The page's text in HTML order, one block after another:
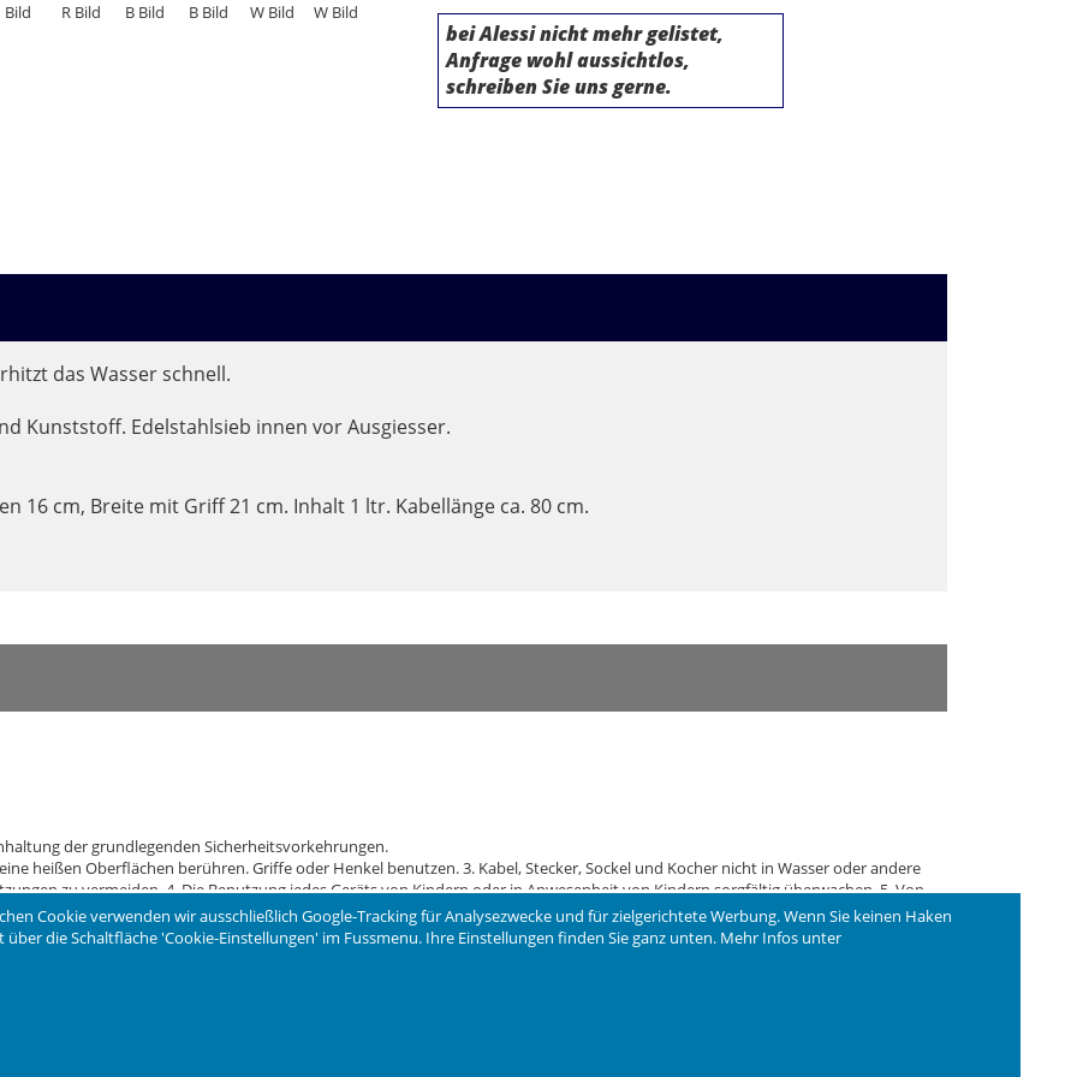
Cookie verwenden wir ausschließlich Google-Tracking für Analysezwecke und für zielgerichtete Werbung. Wenn Sie keinen Haken
die Schaltfläche 'Cookie-Einstellungen' im Fussmenu. Ihre Einstellungen finden Sie ganz unten. Mehr Infos unter
bei Alessi nicht mehr gelistet,
Anfrage wohl aussichtlos,
schreiben Sie uns gerne.
das Wasser schnell.
Kunststoff. Edelstahlsieb innen vor Ausgiesser.
16 cm, Breite mit Griff 21 cm. Inhalt 1 ltr. Kabellänge ca. 80 cm.
der grundlegenden Sicherheitsvorkehrungen.
heißen Oberflächen berühren. Griffe oder Henkel benutzen. 3. Kabel, Stecker, Sockel und Kocher nicht in Wasser oder andere
zu vermeiden. 4. Die Benutzung jedes Geräts von Kindern oder in Anwesenheit von Kindern sorgfältig überwachen. 5. Von
und bevor Reinigungsarbeiten ausgeführt werden. Das Gerät abkühlen lassen, bevor Teile montiert oder demontiert werden
Kabel oder Stecker beschädigt sind, wenn das Gerät selbst nicht einwandfrei funktioniert oder wenn dieses beschädigt wurde.
damit es untersucht und repariert wird. 7. Die Verwendung von nicht vom Hersteller empfohlenem Zubehör kann zu Brand,
dass versehentlich daran gezogen werden oder man darüber stolpern kann. 10. Nicht auf oder in der Nähe einer elektrischen
Nehmen Sie den Wasserkocher vor dem Befüllen vom Netzsockel. Stellen Sie den Wasserkocher vor dem Einschalten richtig auf
des Aufgießens kann Verbrennungen verursachen. 14. Das Gerät darf nur an ein Stromnetz angeschlossen werden, dessen